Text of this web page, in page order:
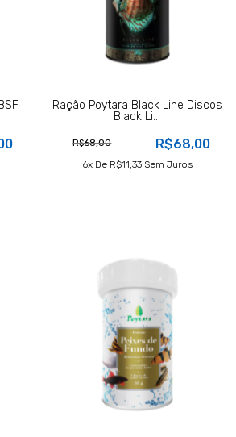
Ração Poytara Black Line Discos
Black Li...
R$68,00 R$68,00
6X De R$11,33Sem Juros